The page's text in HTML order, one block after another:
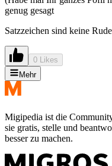
genug gesagt
Satzzeichen sind keine
0 Likes
Mehr
Migipedia ist die
sie gratis, stelle und
besser zu machen.